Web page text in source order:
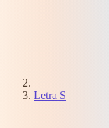
Letra S